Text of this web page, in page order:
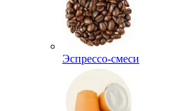
Эспрессо-смеси